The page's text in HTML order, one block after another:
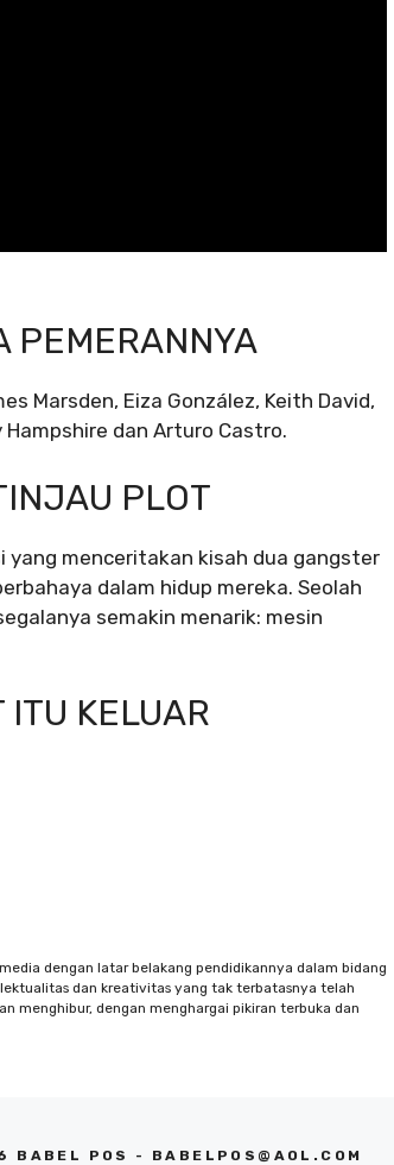
PEMERANNYA
Marsden, Eiza González, Keith David,
dan Arturo Castro.
PLOT
yang menceritakan kisah dua gangster
dalam hidup mereka. Seolah
semakin menarik: mesin
ITU KELUAR
dengan latar belakang pendidikannya dalam bidang
dan kreativitas yang tak terbatasnya telah
menghibur, dengan menghargai pikiran terbuka dan
BABEL POS - BABELPOS@AOL.COM